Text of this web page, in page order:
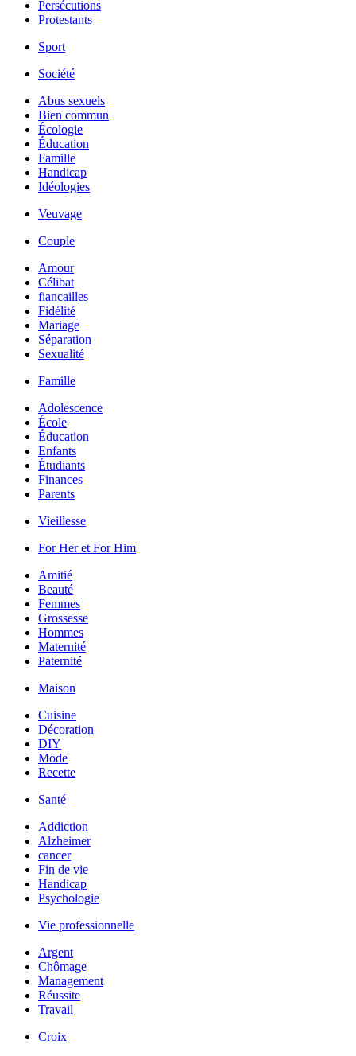
Persécutions
Protestants
Sport
Société
Abus sexuels
Bien commun
Écologie
Éducation
Famille
Handicap
Idéologies
Veuvage
Couple
Amour
Célibat
fiancailles
Fidélité
Mariage
Séparation
Sexualité
Famille
Adolescence
École
Éducation
Enfants
Étudiants
Finances
Parents
Vieillesse
For Her et For Him
Amitié
Beauté
Femmes
Grossesse
Hommes
Maternité
Paternité
Maison
Cuisine
Décoration
DIY
Mode
Recette
Santé
Addiction
Alzheimer
cancer
Fin de vie
Handicap
Psychologie
Vie professionnelle
Argent
Chômage
Management
Réussite
Travail
Croix